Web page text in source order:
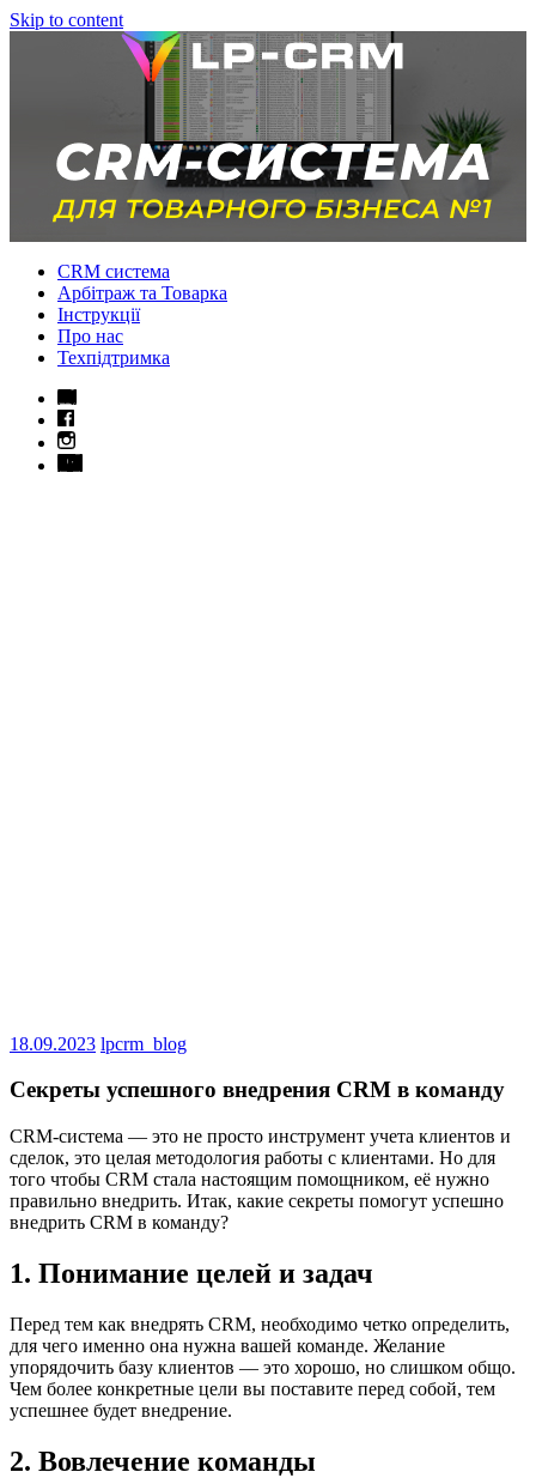
Skip to content
CRM система
Арбітраж та Товарка
Інструкції
Про нас
Техпідтримка
18.09.2023 lpcrm_blog
Секреты успешного внедрения CRM в команду
CRM-система — это не просто инструмент учета клиентов и
сделок, это целая методология работы с клиентами. Но для
того чтобы CRM стала настоящим помощником, её нужно
правильно внедрить. Итак, какие секреты помогут успешно
внедрить CRM в команду?
1. Понимание целей и задач
Перед тем как внедрять CRM, необходимо четко определить,
для чего именно она нужна вашей команде. Желание
упорядочить базу клиентов — это хорошо, но слишком общо.
Чем более конкретные цели вы поставите перед собой, тем
успешнее будет внедрение.
2. Вовлечение команды